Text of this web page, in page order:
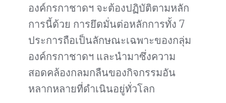
องค์กรกาชาดฯ จะต้องปฏิบัติตามหลัก
การนี้ด้วย การยึดมั่นต่อหลักการทั้ง 7
ประการถือเป็นลักษณะเฉพาะของกลุ่ม
องค์กรกาชาดฯ และนำมาซึ่งความ
สอดคล้องกลมกลืนของกิจกรรมอัน
หลากหลายที่ดำเนินอยู่ทั่วโลก